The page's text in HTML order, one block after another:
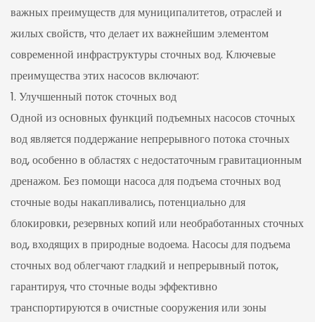
важных преимуществ для муниципалитетов, отраслей и
жилых свойств, что делает их важнейшим элементом
современной инфраструктуры сточных вод. Ключевые
преимущества этих насосов включают:
1. Улучшенный поток сточных вод
Одной из основных функций подъемных насосов сточных
вод является поддержание непрерывного потока сточных
вод, особенно в областях с недостаточным гравитационным
дренажом. Без помощи насоса для подъема сточных вод
сточные воды накапливались, потенциально для
блокировки, резервных копий или необработанных сточных
вод, входящих в природные водоема. Насосы для подъема
сточных вод облегчают гладкий и непрерывный поток,
гарантируя, что сточные воды эффективно
транспортируются в очистные сооружения или зоны